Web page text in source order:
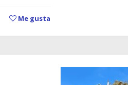
Me gusta